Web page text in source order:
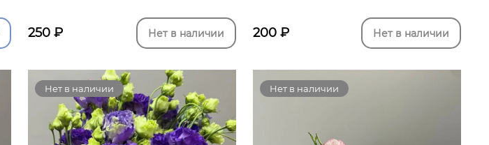
250₽ Нет в наличии 200₽ Нет в наличии
Нет в наличии Нет в наличии